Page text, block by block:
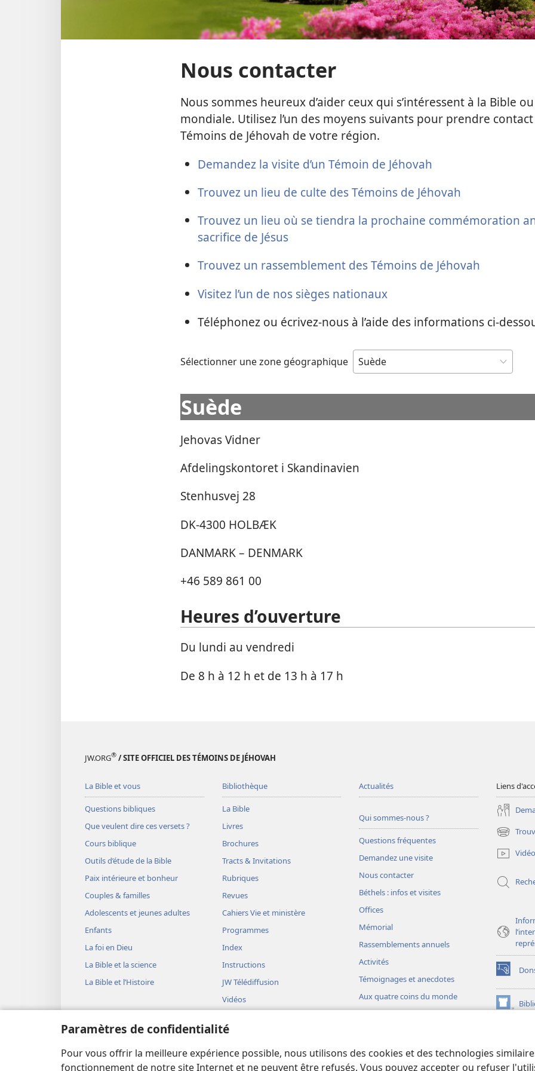
Paramètres de confidentialité
Pour vous offrir la meilleure expérience possible, nous utilisons des cookies et des technologies
fonctionnement de notre site Internet et ne peuvent être refusés. Vous pouvez accepter ou refuser
Nous contacter
Nous sommes heureux d’aider ceux qui s’intéressent à la Bible
mondiale. Utilisez l’un des moyens suivants pour prendre contact
Témoins de Jéhovah de votre région.
Demandez la visite d’un Témoin de Jéhovah
Trouvez un lieu de culte des Témoins de Jéhovah
Trouvez un lieu où se tiendra la prochaine commémoration
sacrifice de Jésus
Trouvez un rassemblement des Témoins de Jéhovah
Visitez l’un de nos sièges nationaux
Téléphonez ou écrivez-nous à l’aide des informations ci-
Sélectionner une zone géographique
Suède
Jehovas Vidner
Afdelingskontoret i Skandinavien
Stenhusvej 28
DK-4300 HOLBÆK
DANMARK – DENMARK
+46 589 861 00
Heures d’ouverture
Du lundi au vendredi
De 8 h à 12 h et de 13 h à 17 h
JW.ORG® / SITE OFFICIEL DES TÉMOINS DE JÉHOVAH
La Bible et vous
Questions bibliques
Que veulent dire ces versets ?
Cours biblique
Outils d’étude de la Bible
Paix intérieure et bonheur
Couples & familles
Adolescents et jeunes adultes
Enfants
La foi en Dieu
La Bible et la science
La Bible et l’Histoire
Bibliothèque
La Bible
Livres
Brochures
Tracts & Invitations
Rubriques
Revues
Cahiers Vie et ministère
Programmes
Index
Instructions
JW Télédiffusion
Vidéos
Représentations théâtrales
Lectures bibliques théâtrales
Actualités
Qui sommes-nous ?
Questions fréquentes
Demandez une visite
Nous contacter
Béthels : infos et visites
Offices
Mémorial
Rassemblements annuels
Activités
Témoignages et anecdotes
Aux quatre coins du monde
Liens
(ouvre
une
nouvelle
(ouvre
une
nouvelle
fenêtre)
(ouvre